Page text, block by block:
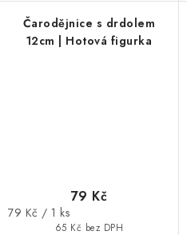
Čarodějnice s drdolem
12cm | Hotová figurka
65 Kč bez DPH
79 Kč
Měrná
79 Kč / 1 ks